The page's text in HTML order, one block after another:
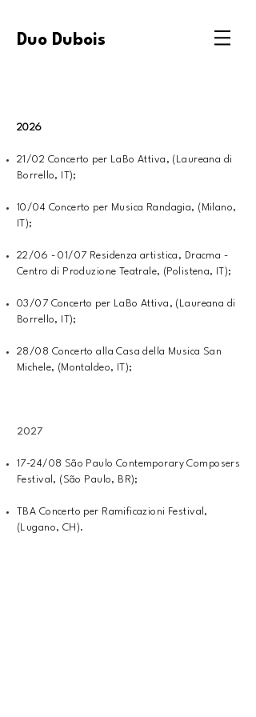
Duo Dubois
2026
21/02 Concerto per LaBo Attiva, (Laureana di
Borrello, IT);
10/04 Concerto per Musica Randagia, (Milano,
IT);
22/06 - 01/07 Residenza artistica, Dracma -
Centro di Produzione Teatrale, (Polistena, IT);
03/07 Concerto per LaBo Attiva, (Laureana di
Borrello, IT);
28/08 Concerto alla Casa della Musica San
Michele, (Montaldeo, IT);
2027
17-24/08 São Paulo Contemporary Composers
Festival, (São Paulo, BR);
TBA Concerto per Ramificazioni Festival,
(Lugano, CH).